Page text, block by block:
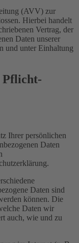
(AVV) zur
Hierbei handelt
Vertrag, der
Daten unserer
und unter Einhaltung
Pflicht­
Ihrer persönlichen
Daten
Daten sind
können. Die
Daten wir
auch, wie und zu